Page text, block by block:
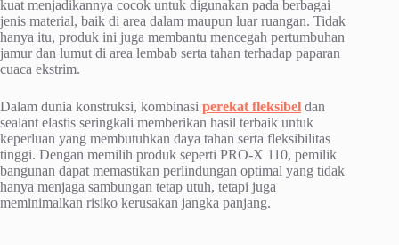
kuat menjadikannya cocok untuk digunakan pada berbagai
jenis material, baik di area dalam maupun luar ruangan. Tidak
hanya itu, produk ini juga membantu mencegah pertumbuhan
jamur dan lumut di area lembab serta tahan terhadap paparan
cuaca ekstrim.
Dalam dunia konstruksi, kombinasi perekat fleksibel dan
sealant elastis seringkali memberikan hasil terbaik untuk
keperluan yang membutuhkan daya tahan serta fleksibilitas
tinggi. Dengan memilih produk seperti PRO-X 110, pemilik
bangunan dapat memastikan perlindungan optimal yang tidak
hanya menjaga sambungan tetap utuh, tetapi juga
meminimalkan risiko kerusakan jangka panjang.